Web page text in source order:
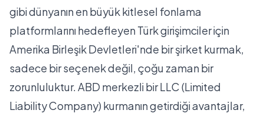
gibi dünyanın en büyük kitlesel fonlama
platformlarını hedefleyen Türk girişimciler için
Amerika Birleşik Devletleri'nde bir şirket kurmak,
sadece bir seçenek değil, çoğu zaman bir
zorunluluktur. ABD merkezli bir LLC (Limited
Liability Company) kurmanın getirdiği avantajlar,